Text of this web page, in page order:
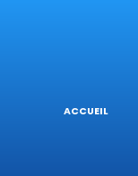
ACCUEIL